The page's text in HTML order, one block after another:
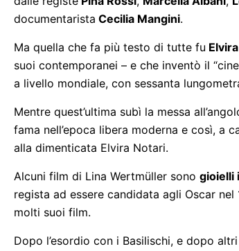
documentarista Cecilia Mangini.
Ma quella che fa più testo di tutte fu
suoi contemporanei – e che inventò il
a livello mondiale, con sessanta
Mentre quest’ultima subì la messa
fama nell’epoca libera moderna e così, a
alla dimenticata Elvira Notari.
Alcuni film di Lina Wertmüller sono gioielli
regista ad essere candidata agli Oscar
molti suoi film.
Dopo l’esordio con i Basilischi, e dopo